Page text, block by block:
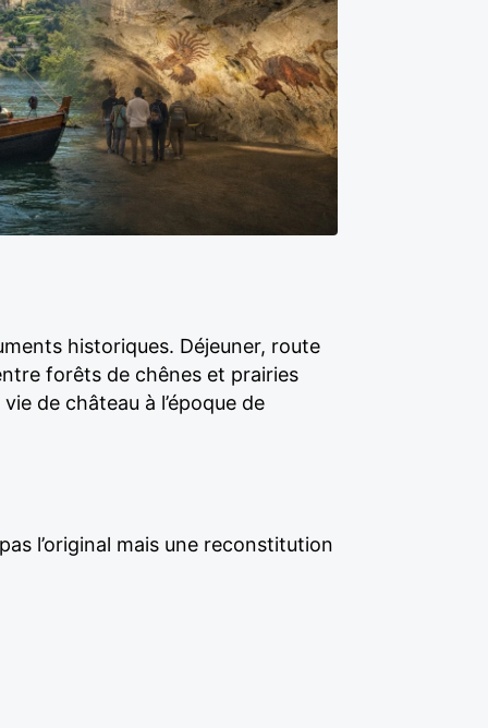
historiques. Déjeuner, route
forêts de chênes et prairies
de château à l’époque de
l’original mais une reconstitution